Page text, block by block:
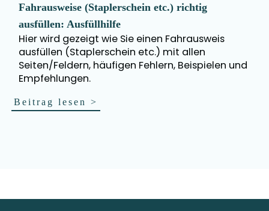
Fahrausweise (Staplerschein etc.) richtig
ausfüllen: Ausfüllhilfe
Hier wird gezeigt wie Sie einen Fahrausweis
ausfüllen (Staplerschein etc.) mit allen
Seiten/Feldern, häufigen Fehlern, Beispielen und
Empfehlungen.
Beitrag lesen>